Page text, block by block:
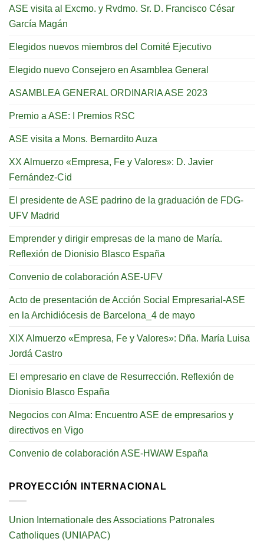
ASE visita al Excmo. y Rvdmo. Sr. D. Francisco César
García Magán
Elegidos nuevos miembros del Comité Ejecutivo
Elegido nuevo Consejero en Asamblea General
ASAMBLEA GENERAL ORDINARIA ASE 2023
Premio a ASE: I Premios RSC
ASE visita a Mons. Bernardito Auza
XX Almuerzo «Empresa, Fe y Valores»: D. Javier
Fernández-Cid
El presidente de ASE padrino de la graduación de FDG-
UFV Madrid
Emprender y dirigir empresas de la mano de María.
Reflexión de Dionisio Blasco España
Convenio de colaboración ASE-UFV
Acto de presentación de Acción Social Empresarial-ASE
en la Archidiócesis de Barcelona_4 de mayo
XIX Almuerzo «Empresa, Fe y Valores»: Dña. María Luisa
Jordá Castro
El empresario en clave de Resurrección. Reflexión de
Dionisio Blasco España
Negocios con Alma: Encuentro ASE de empresarios y
directivos en Vigo
Convenio de colaboración ASE-HWAW España
PROYECCIÓN INTERNACIONAL
Union Internationale des Associations Patronales
Catholiques (UNIAPAC)